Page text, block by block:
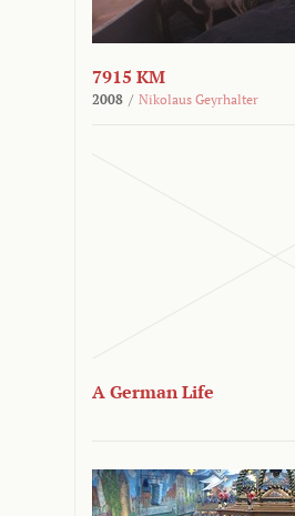
7915 KM
2008 / Nikolaus Geyrhalter
A German Life